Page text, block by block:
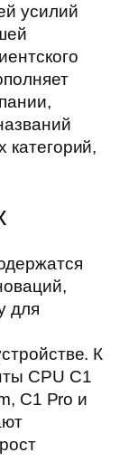
усилий
категорий,
для
К
CPU C1
C1 Pro и